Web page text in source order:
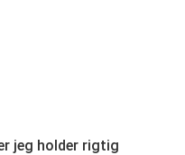
jeg holder rigtig